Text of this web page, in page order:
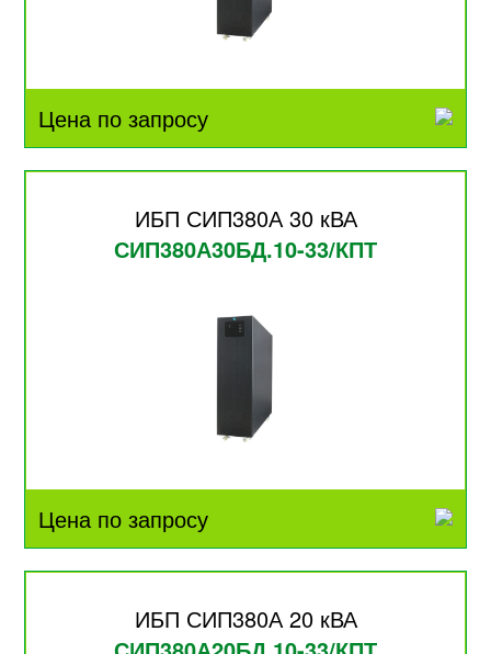
Цена по запросу
ИБП СИП380А 30 кВА
СИП380А30БД.10-33/КПТ
Цена по запросу
ИБП СИП380А 20 кВА